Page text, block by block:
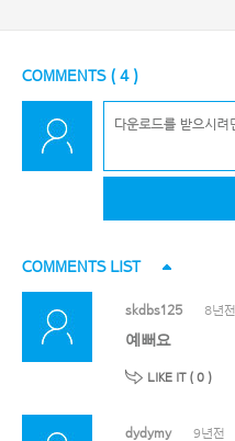
COMMENTS ( 4)
COMMENTS LIST
skdbs125 8년전
예뻐요
LIKE IT ( 0 )
dydymy 9년전